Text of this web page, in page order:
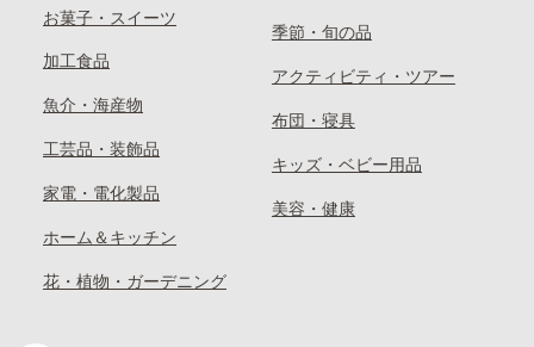
お菓子・スイーツ
加工食品
魚介・海産物
工芸品・装飾品
家電・電化製品
ホーム＆キッチン
花・植物・ガーデニング
季節・旬の品
アクティビティ・ツアー
布団・寝具
キッズ・ベビー用品
美容・健康